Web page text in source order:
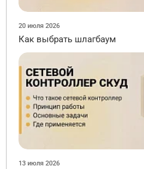
20 июля 2026
Как выбрать шлагбаум
13 июля 2026